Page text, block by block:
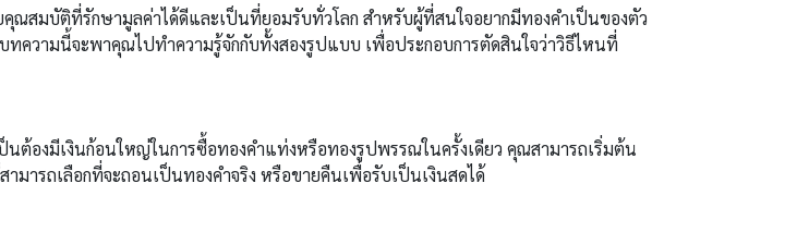
สมบัติที่รักษามูลค่าได้ดีและเป็นที่ยอมรับทั่วโลก สำหรับผู้ที่สนใจอยากมีทองคำเป็นของตัว
ทความนี้จะพาคุณไปทำความรู้จักกับทั้งสองรูปแบบ เพื่อประกอบการตัดสินใจว่าวิธีไหนที่
องมีเงินก้อนใหญ่ในการซื้อทองคำแท่งหรือทองรูปพรรณในครั้งเดียว คุณสามารถเริ่มต้น
มารถเลือกที่จะถอนเป็นทองคำจริง หรือขายคืนเพื่อรับเป็นเงินสดได้